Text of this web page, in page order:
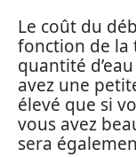
Le coût du
fonction de la
quantité
avez une
élevé que si
vous avez
sera